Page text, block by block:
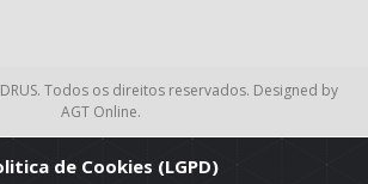
Todos os direitos reservados. Designed by
AGT Online.
de Cookies (LGPD)